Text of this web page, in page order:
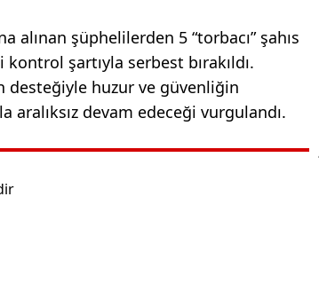
alınan şüphelilerden 5 “torbacı” şahıs
şartıyla serbest bırakıldı.
desteğiyle huzur ve güvenliğin
devam edeceği vurgulandı.